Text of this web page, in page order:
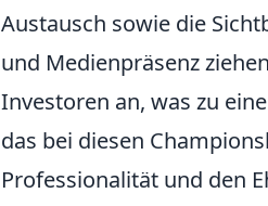
Austausch sowie die
und Medienpräsenz
Investoren an, was zu
das bei diesen
Professionalität und den